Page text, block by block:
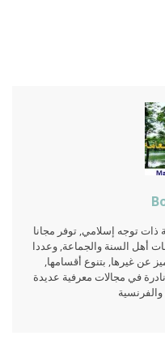
ذات توجه إسلامي, توفر مجانا
أهل السنة والجماعة, وعددا
عن غيرها, بتنوع أقسامها,
في مجالات معرفية عديدة
والفرنسية